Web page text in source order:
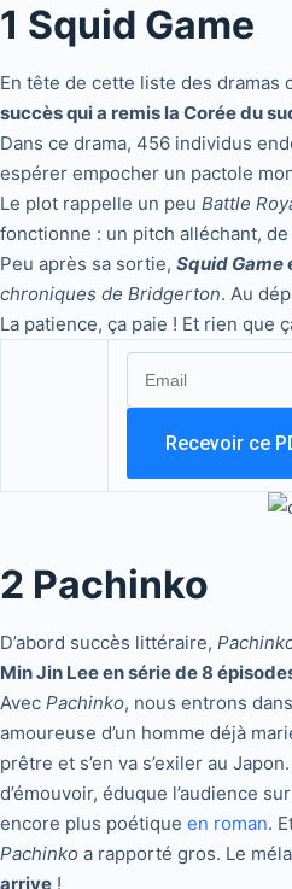
1 Squid Game
En tête de cette liste des
succès qui a remis la Corée du
Dans ce drama, 456 individus
espérer empocher un pactole
Le plot rappelle un peu Battle
fonctionne : un pitch alléchant,
Peu après sa sortie, Squid Game
chroniques de Bridgerton. Au
La patience, ça paie ! Et rien que
2 Pachinko
D’abord succès littéraire,
Min Jin Lee en série de 8
Avec Pachinko, nous entrons
amoureuse d’un homme déjà
prêtre et s’en va s’exiler au
d’émouvoir, éduque l’audience
encore plus poétique en roman.
Pachinko a rapporté gros. Le
arrive !